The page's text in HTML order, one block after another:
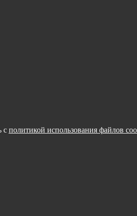
с политикой использования файлов